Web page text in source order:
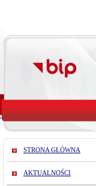
STRONA GŁÓWNA
AKTUALNOŚCI